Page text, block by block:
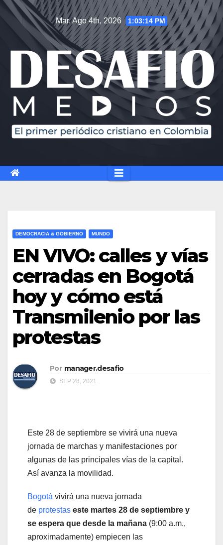
Saltar
contenido
Mar. Ago 4th, 2026 1:03:15 PM
DEMOCRACIA & GOBIERNO MUNDO
EN VIVO: calles y vías
cerradas en Bogotá
hoy y cómo está
Transmilenio por las
protestas
Por manager.desafio
SEP 28, 2021
Este 28 de septiembre se vivirá una nueva
jornada de marchas y manifestaciones por
algunas de las principales vías de la capital.
Así avanza la movilidad.
Bogotá vivirá una nueva jornada
de protestas este martes 28 de septiembre y
se espera que desde la mañana (9:00 a.m.,
aproximadamente) empiecen las